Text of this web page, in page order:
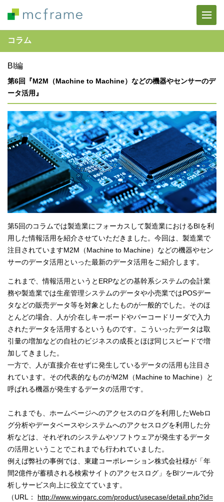
コラム
BI編
第6回『M2M（Machine to Machine）などの機器やセンサーのデ
ータ活用』
第5回のコラムでは製造業にフォーカスして製造業におけるBIを利
用した情報活用を紹介させていただきました。今回は、製造業で
注目されていますM2M（Machine to Machine）などの機器やセン
サーのデータ活用といった最新のデータ活用をご紹介します。
これまで、情報活用というとERPなどの基幹系システムの会計業
務や製造業では生産管理システムのデータや小売業ではPOSデー
タなどの販売データ等を対象としたものが一般的でした。そのほ
とんどの場合、人が介在しキーボードやバーコードリーダで入力
されたデータを活用するというものです。こういったデータは取
引量の増加などの自社のビジネスの成長とほぼ同じスピードで増
加してきました。
一方で、人が直接介在せずに発生しているデータの活用も注目さ
れています。その代表的なものがM2M（Machine to Machine）と
呼ばれる機器が発生するデータの活用です。
これまでも、ホームページへのアクセスのログを利用したWebロ
グ分析やデータベースやシステムへのアクセスログを利用した分
析などは、それぞれのシステムやソフトウェアが発生するデータ
の活用ということでこれまでも行われていました。
例えば弊社の事例では、東建コーポレーション株式会社様が「年
間2億件が蓄積される検索サイトのアクセスログ」をBIツールで分
析しサービス向上に役立てています。
（URL： http://www.wingarc.com/product/usecase/detail.php?id=